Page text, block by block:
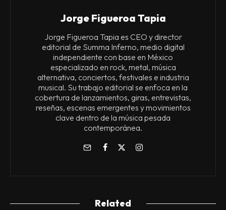
Jorge Figueroa Tapia
Jorge Figueroa Tapia es CEO y director
editorial de Summa Inferno, medio digital
independiente con base en México
especializado en rock, metal, música
alternativa, conciertos, festivales e industria
musical. Su trabajo editorial se enfoca en la
cobertura de lanzamientos, giras, entrevistas,
reseñas, escenas emergentes y movimientos
clave dentro de la música pesada
contemporánea.
Related